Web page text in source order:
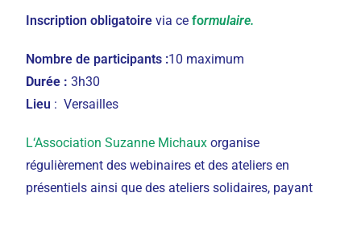
Inscription obligatoirevia ceformulaire.
Nombre de participants :10 maximum
Durée :3h30
Lieu : Versailles
L‘Association Suzanne Michaux organise
régulièrement des webinaires et des ateliers en
présentiels ainsi que des ateliers solidaires, payant